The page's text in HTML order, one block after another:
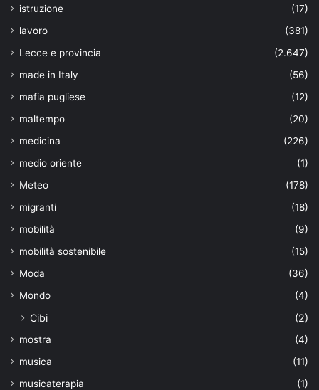
istruzione
(17)
lavoro
(381)
Lecce e provincia
(2.647)
made in Italy
(56)
mafia pugliese
(12)
maltempo
(20)
medicina
(226)
medio oriente
(1)
Meteo
(178)
migranti
(18)
mobilità
(9)
mobilità sostenibile
(15)
Moda
(36)
Mondo
(4)
Cibi (2)
mostra
(4)
musica
(11)
musicaterapia
(1)